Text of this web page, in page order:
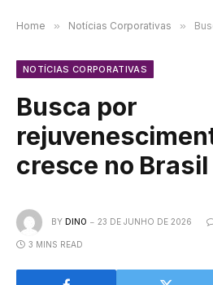
Home » Notícias Corporativas »
NOTÍCIAS CORPORATIVAS
Busca por
cresce no Brasil
BY DINO 23 DE JUNHO DE 2026
3 MINS READ